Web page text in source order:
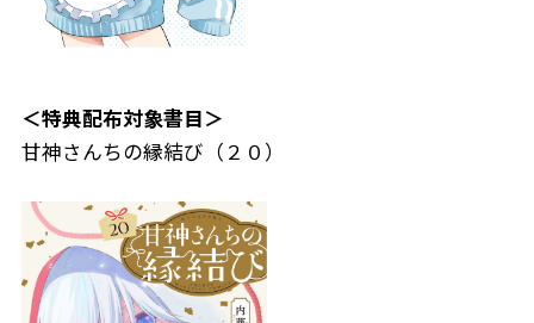
＜特典配布対象書目＞
甘神さんちの縁結び（２０）